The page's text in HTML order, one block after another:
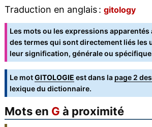
Traduction en anglais : gitology
Les mots ou les expressions apparentés
des termes qui sont directement liés les
leur signification, générale ou
Le motGITOLOGIE est dans la page 2
lexique du dictionnaire.
Mots en G à proximité